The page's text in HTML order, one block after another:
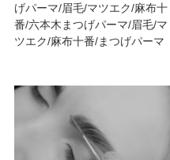
げパーマ/眉毛/マツエク/麻布十
番/六本木まつげパーマ/眉毛/マ
ツエク/麻布十番/まつげパーマ